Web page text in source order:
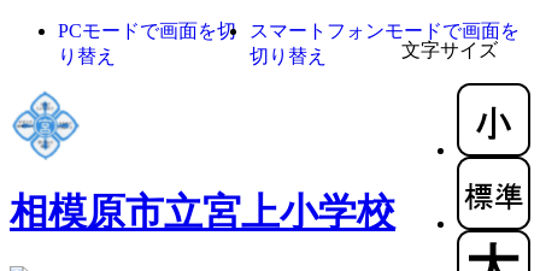
文字サイズ
PCモードで画面を切
り替え
スマートフォンモードで画面を
切り替え
相模原市立宮上小学校